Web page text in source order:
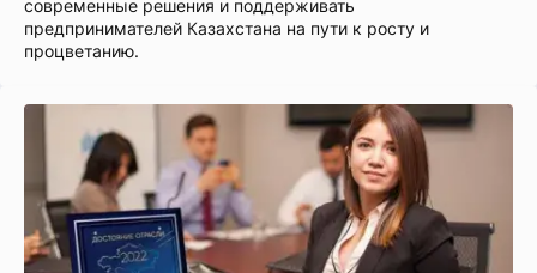
современные решения и поддерживать
предпринимателей Казахстана на пути к росту и
процветанию.